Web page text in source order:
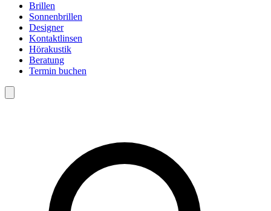
Brillen
Sonnenbrillen
Designer
Kontaktlinsen
Hörakustik
Beratung
Termin buchen